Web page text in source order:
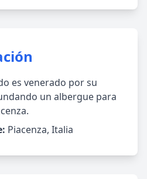
es venerado por su
un albergue para
Piacenza, Italia